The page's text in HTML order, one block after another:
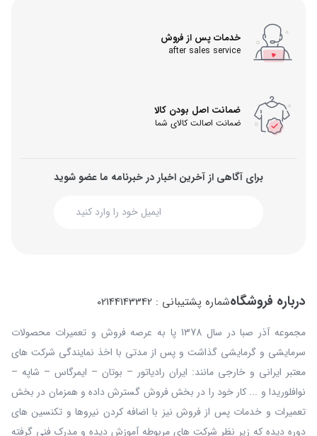
خدمات پس از فروش
after sales service
ضمانت اصل بودن کالا
ضمانت اصالت کالای شما
برای آگاهی از آخرین اخبار در خبرنامه ما عضو شوید
درباره فروشگاهشماره پشتیبانی : 02144143342
مجموعه آذر صبا در سال 1378 پا به عرصه فروش و تعمیرات محصولات
سرمایشی و گرمایشی گذاشت و پس از مدتی با اخذ نمایندگی شرکت های
معتبر ایرانی و خارجی مانند: ایران رادیاتور – بوتان – ایمرگاس – شاپه –
نوافلوریدا و ... کار خود را در بخش فروش گسترش داده و همزمان در بخش
تعمیرات و خدمات پس از فروش نیز با اضافه کردن نیروها و تکنسین های
دوره دیده که زیر نظر شرکت های مربوطه آموزش دیده و مدرک فنی گرفته